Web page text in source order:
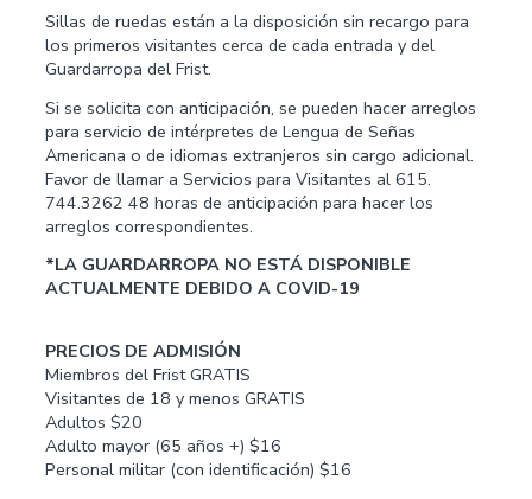
Sillas de ruedas están a la disposición sin recargo para
los primeros visitantes cerca de cada entrada y del
Guardarropa del Frist.
Si se solicita con anticipación, se pueden hacer arreglos
para servicio de intérpretes de Lengua de Señas
Americana o de idiomas extranjeros sin cargo adicional.
Favor de llamar a Servicios para Visitantes al 615.
744.3262 48 horas de anticipación para hacer los
arreglos correspondientes.
*LA GUARDARROPA NO ESTÁ DISPONIBLE
ACTUALMENTE DEBIDO A COVID-19
PRECIOS DE ADMISIÓN
Miembros del Frist GRATIS
Visitantes de 18 y menos GRATIS
Adultos $20
Adulto mayor (65 años +) $16
Personal militar (con identificación) $16